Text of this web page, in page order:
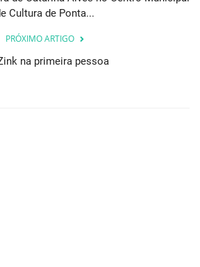
Cultura de Ponta...
PRÓXIMO ARTIGO
na primeira pessoa